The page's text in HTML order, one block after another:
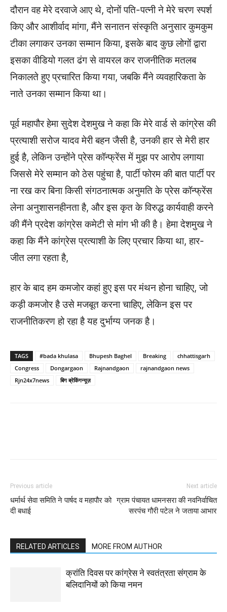
दौरान वह मेरे दरवाजे आए थे, दोनों पति-पत्नी ने मेरे चरण स्पर्श
किए और आशीर्वाद मांगा, मैंने सनातन संस्कृति अनुसार कुमकुम
टीका लगाकर उनका सम्मान किया, इसके बाद कुछ लोगों द्वारा
इसका वीडियो गलत ढंग से वायरल कर राजनीतिक मतलब
निकालते हुए प्रचारित किया गया, जबकि मैंने व्यवहारिकता के
नाते उनका सम्मान किया था।
पूर्व महापौर हेमा सुदेश देशमुख ने कहा कि मेरे वार्ड से कांग्रेस की
प्रत्याशी सरोज यादव मेरी बहन जैसी है, उनकी हार से मेरी हार
हुई है, लेकिन उन्होंने प्रेस कॉन्फ्रेंस में मुझ पर आरोप लगाया
जिससे मेरे सम्मान को ठेस पहुंचा है, पार्टी फोरम की बात पार्टी पर
ना रख कर बिना किसी संगठनात्मक अनुमति के प्रेस कॉन्फ्रेंस
लेना अनुशासनहीनता है, और इस कृत के विरुद्ध कार्यवाही करने
की मैंने प्रदेश कांग्रेस कमेटी से मांग भी की है। हेमा देशमुख ने
कहा कि मैंने कांग्रेस प्रत्याशी के लिए प्रचार किया था, हार-
जीत लगा रहता है,
हार के बाद हम कमजोर कहां हुए इस पर मंथन होना चाहिए, जो
कड़ी कमजोर है उसे मजबूत करना चाहिए, लेकिन इस पर
राजनीतिकरण हो रहा है यह दुर्भाग्य जनक है।
TAGS #bada khulasa Bhupesh Baghel Breaking
chhattisgarh
Congress
Dongargaon Rajnandgaon
rajnandgaon news
Rjn24x7news
बिग ब्रेकिंगन्यूज़
Previous article
धर्मार्थ सेवा समिति ने पार्षद व महापौर को
दी बधाई
Next article
ग्राम पंचायत धामनसरा की नवनिर्वाचित
सरपंच गौरी पटेल ने जताया आभार
RELATED ARTICLES MORE FROM AUTHOR
क्रांति दिवस पर कांग्रेस ने स्वतंत्रता संग्राम के
बलिदानियों को किया नमन